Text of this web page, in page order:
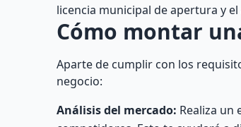
licencia municipal de apertura y
Cómo montar
Aparte de cumplir con los
negocio:
Análisis del mercado: Realiza un